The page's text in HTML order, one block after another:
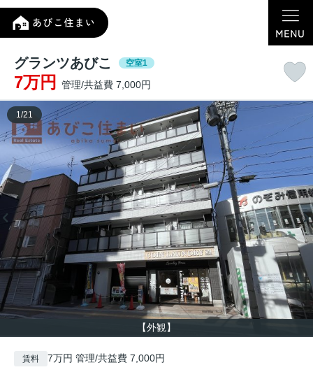
グランツあびこ 空室1
7万円 管理/共益費 7,000円
【外観】
1 /21
賃料 7万円 管理/共益費 7,000円